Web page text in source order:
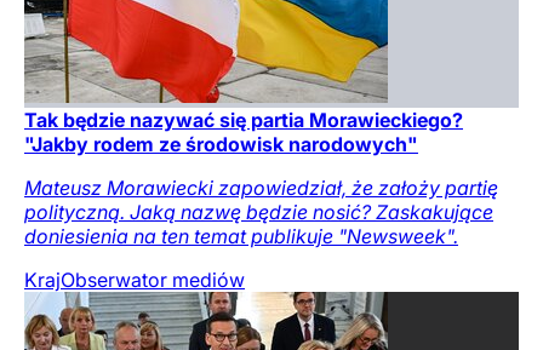
Tak będzie nazywać się partia Morawieckiego?
"Jakby rodem ze środowisk narodowych"
Mateusz Morawiecki zapowiedział, że założy partię
polityczną. Jaką nazwę będzie nosić? Zaskakujące
doniesienia na ten temat publikuje "Newsweek".
KrajObserwator mediów